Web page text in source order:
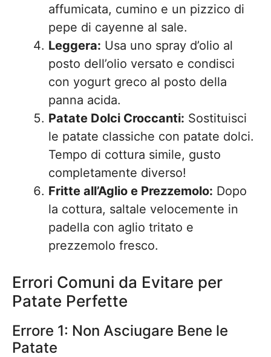
affumicata, cumino e un pizzico di
pepe di cayenne al sale.
Leggera: Usa uno spray d’olio al
posto dell’olio versato e condisci
con yogurt greco al posto della
panna acida.
Patate Dolci Croccanti: Sostituisci
le patate classiche con patate dolci.
Tempo di cottura simile, gusto
completamente diverso!
Fritte all’Aglio e Prezzemolo: Dopo
la cottura, saltale velocemente in
padella con aglio tritato e
prezzemolo fresco.
Errori Comuni da Evitare per
Patate Perfette
Errore 1: Non Asciugare Bene le
Patate